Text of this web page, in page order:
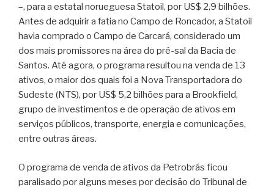
–, para a estatal norueguesa Statoil, por US$ 2,9 bilhões.
Antes de adquirir a fatia no Campo de Roncador, a Statoil
havia comprado o Campo de Carcará, considerado um
dos mais promissores na área do pré-sal da Bacia de
Santos. Até agora, o programa resultou na venda de 13
ativos, o maior dos quais foi a Nova Transportadora do
Sudeste (NTS), por US$ 5,2 bilhões para a Brookfield,
grupo de investimentos e de operação de ativos em
serviços públicos, transporte, energia e comunicações,
entre outras áreas.
O programa de venda de ativos da Petrobrás ficou
paralisado por alguns meses por decisão do Tribunal de